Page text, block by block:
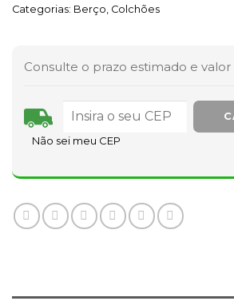
Categorias: Berço Colchões
Consulte o prazo estimado e
Não sei meu CEP